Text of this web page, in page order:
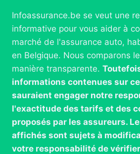
Infoassurance.be se veut une
informative pour vous aider à
marché de l'assurance auto,
en Belgique. Nous comparons
manière transparente.
informations contenues sur
sauraient engager notre
l'exactitude des tarifs et des
proposés par les assureurs.
affichés sont sujets à
votre responsabilité de